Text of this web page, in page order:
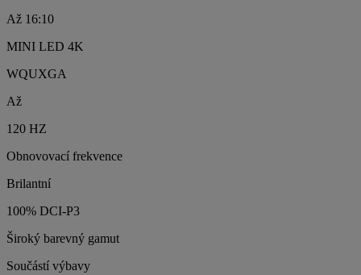
Až 16:10
MINI LED 4K
WQUXGA
Až
120 HZ
Obnovovací frekvence
Brilantní
100% DCI-P3
Široký barevný gamut
Součástí výbavy